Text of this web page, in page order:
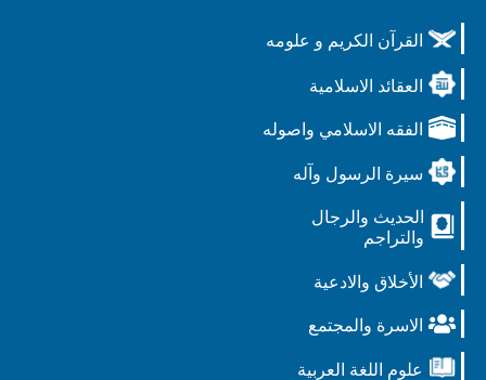
القرآن الكريم و علومه
العقائد الاسلامية
الفقه الاسلامي واصوله
سيرة الرسول وآله
الحديث والرجال
والتراجم
الأخلاق والادعية
الاسرة والمجتمع
علوم اللغة العربية